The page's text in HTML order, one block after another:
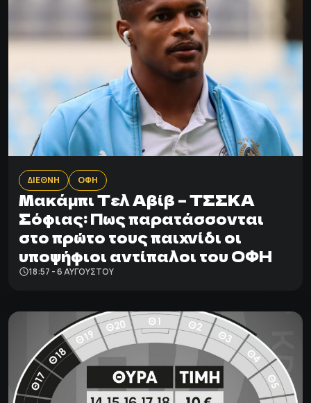
ΔΙΕΘΝΗ ΟΦΗ
Μακάμπι Τελ Αβίβ – ΤΣΣΚΑ
Σόφιας: Πως παρατάσσονται
στο πρώτο τους παιχνίδι οι
υποψήφιοι αντίπαλοι του ΟΦΗ
18:57 - 6 ΑΥΓΟΎΣΤΟΥ